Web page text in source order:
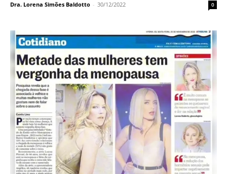
Dra. Lorena Simões Baldotto - 30/12/2022 0